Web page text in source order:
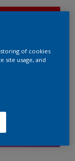
storing of cookies
site usage, and